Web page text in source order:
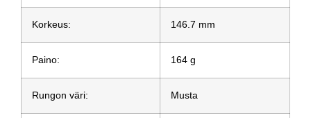
Korkeus: 146.7 mm
Paino: 164 g
Rungon väri: Musta